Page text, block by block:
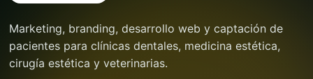
Marketing, branding, desarrollo web y captación de
pacientes para clínicas dentales, medicina estética,
cirugía estética y veterinarias.